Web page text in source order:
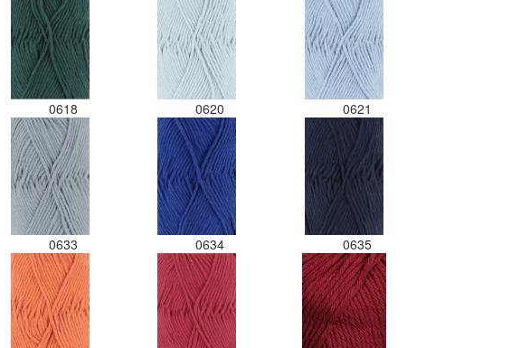
0618 0620 0621
0633 0634 0635